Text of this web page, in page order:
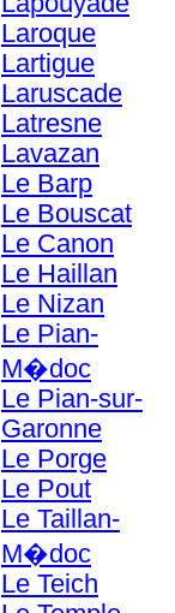
Laroque
Lartigue
Laruscade
Latresne
Lavazan
Le Barp
Le Bouscat
Le Canon
Le Haillan
Le Nizan
Le Pian-
M�doc
Le Pian-sur-
Garonne
Le Porge
Le Pout
Le Taillan-
M�doc
Le Teich